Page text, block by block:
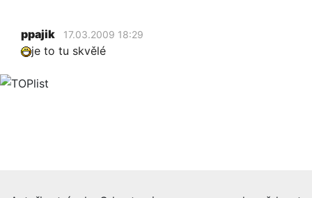
ppajik 17.03.2009 18:29
je to tu skvělé